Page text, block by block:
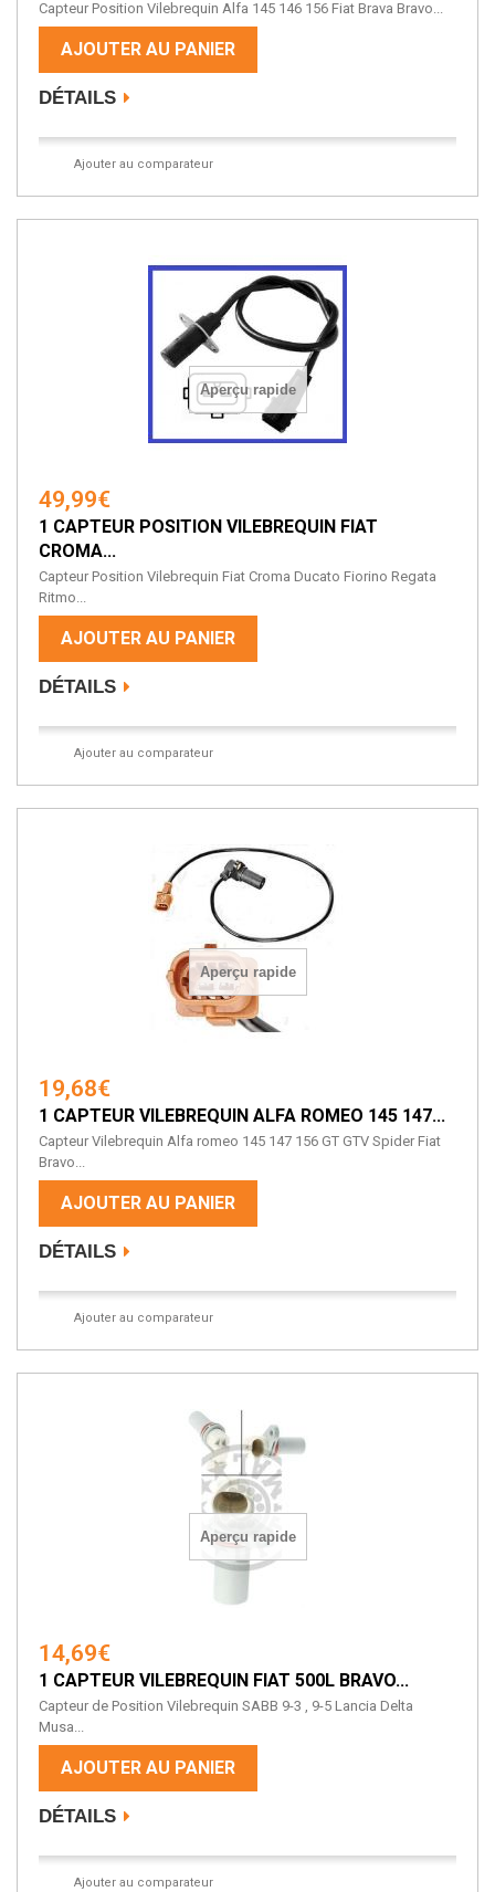
Capteur Position Vilebrequin Alfa 145 146 156 Fiat Brava Bravo...
AJOUTER AU PANIER
DÉTAILS
Ajouter au comparateur
Aperçu rapide
49,99€
1 CAPTEUR POSITION VILEBREQUIN FIAT
CROMA...
Capteur Position Vilebrequin Fiat Croma Ducato Fiorino Regata
Ritmo...
AJOUTER AU PANIER
DÉTAILS
Ajouter au comparateur
Aperçu rapide
19,68€
1 CAPTEUR VILEBREQUIN ALFA ROMEO 145 147...
Capteur Vilebrequin Alfa romeo 145 147 156 GT GTV Spider Fiat
Bravo...
AJOUTER AU PANIER
DÉTAILS
Ajouter au comparateur
Aperçu rapide
14,69€
1 CAPTEUR VILEBREQUIN FIAT 500L BRAVO...
Capteur de Position Vilebrequin SABB 9-3 , 9-5 Lancia Delta
Musa...
AJOUTER AU PANIER
DÉTAILS
Ajouter au comparateur